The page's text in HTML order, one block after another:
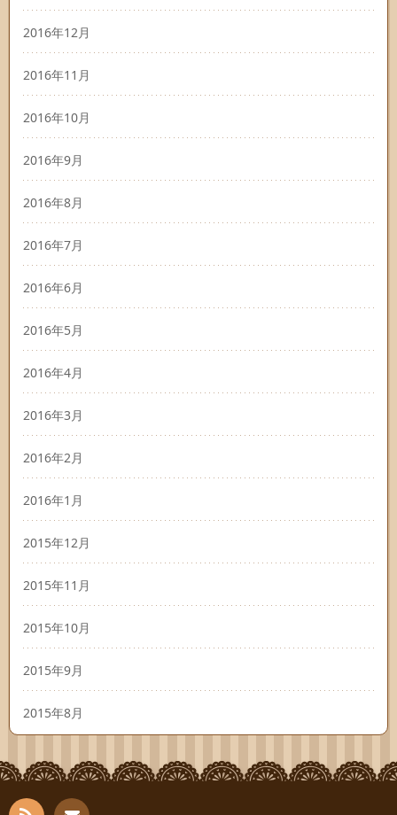
2016年12月
2016年11月
2016年10月
2016年9月
2016年8月
2016年7月
2016年6月
2016年5月
2016年4月
2016年3月
2016年2月
2016年1月
2015年12月
2015年11月
2015年10月
2015年9月
2015年8月